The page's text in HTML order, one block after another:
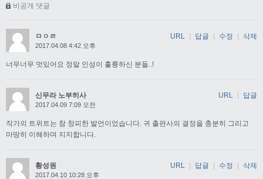
비공개 댓글
ㅁㅇㄹ
2017.04.08 4:42 오후
너무너무 멋있어요 정말 인성이 훌륭하신 분들..!
URL 답글 수정 삭제
신무라 노부히사
2017.04.09 7:09 오전
작가의 트위트는 참 창피한 발언이었습니다. 귀 출판사의 결정을 충분히 그리고
마땅히 이해하며 지지합니다.
URL 답글
황성원
2017.04.10 10:28 오후
URL 답글 수정 삭제